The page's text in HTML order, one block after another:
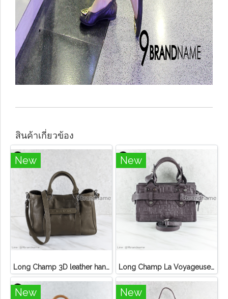
สินค้าเกี่ยวข้อง
New
Long Champ 3D leather handbag
New
Long Champ La Voyageuse Bag Leather
New New